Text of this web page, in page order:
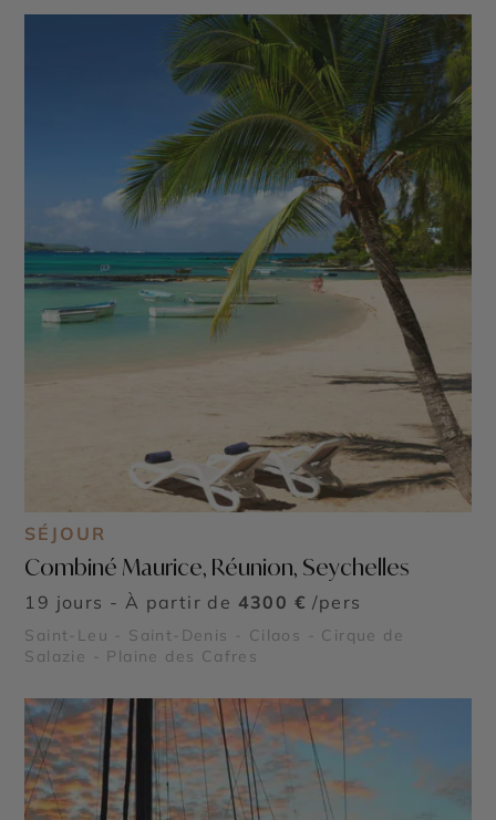
SÉJOUR
Combiné Maurice, Réunion, Seychelles
19 jours - À partir de 4300 € /pers
Saint-Leu - Saint-Denis - Cilaos - Cirque de
Salazie - Plaine des Cafres